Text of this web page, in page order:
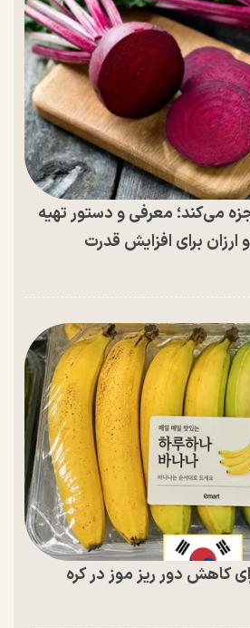
می‌کند؛ معرفی و دستور تهیه
برای افزایش قدرت
کاهش دور ریز موز در کره